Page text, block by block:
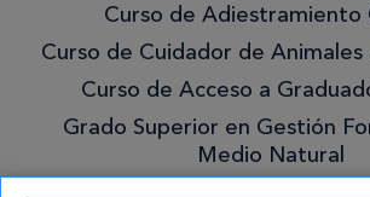
mejor!
Curso de Adiestramiento
Curso de Cuidador de
Curso de Acceso a
Grado Superior en Gestión
Medio Natural